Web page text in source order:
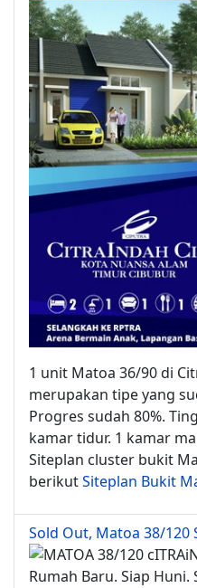
1 unit Matoa 36/90 di
merupakan tipe yang
Progres sudah 80%.
kamar tidur. 1 kamar
Siteplan cluster bukit
berikutSiteplan Bukit
Sold Out, Matoa 38/120
Rumah Baru. Siap Huni.